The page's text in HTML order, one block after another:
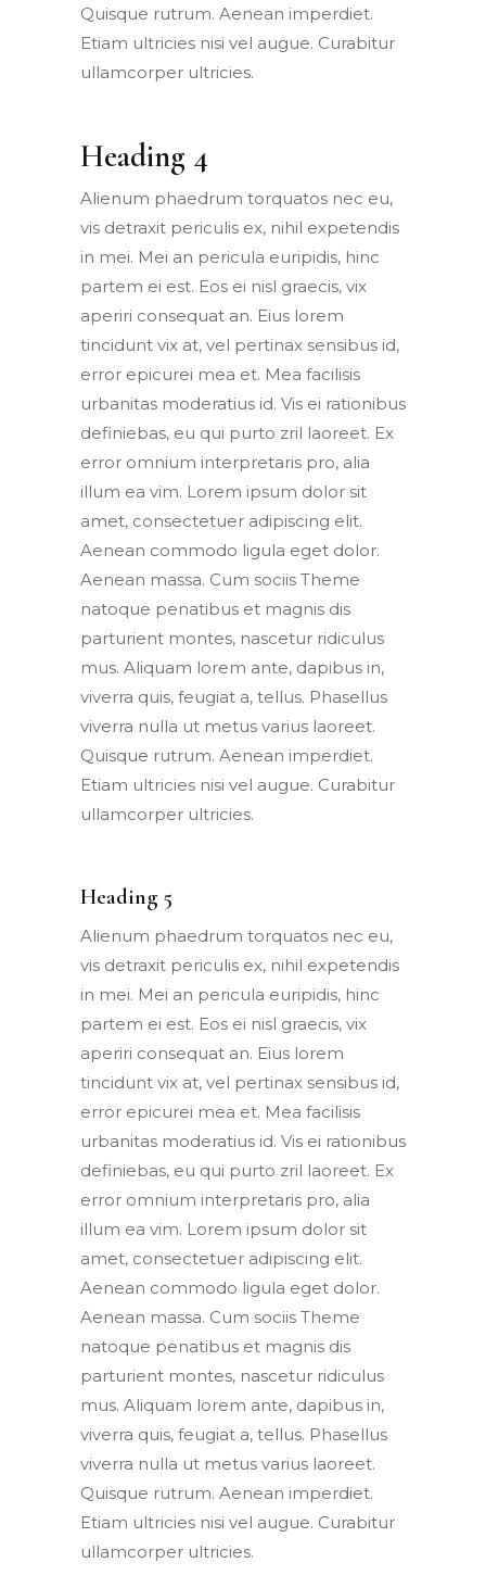
Quisque rutrum. Aenean imperdiet.
Etiam ultricies nisi vel augue. Curabitur
ullamcorper ultricies.
Heading 4
Alienum phaedrum torquatos nec eu,
vis detraxit periculis ex, nihil expetendis
in mei. Mei an pericula euripidis, hinc
partem ei est. Eos ei nisl graecis, vix
aperiri consequat an. Eius lorem
tincidunt vix at, vel pertinax sensibus id,
error epicurei mea et. Mea facilisis
urbanitas moderatius id. Vis ei rationibus
definiebas, eu qui purto zril laoreet. Ex
error omnium interpretaris pro, alia
illum ea vim. Lorem ipsum dolor sit
amet, consectetuer adipiscing elit.
Aenean commodo ligula eget dolor.
Aenean massa. Cum sociis Theme
natoque penatibus et magnis dis
parturient montes, nascetur ridiculus
mus. Aliquam lorem ante, dapibus in,
viverra quis, feugiat a, tellus. Phasellus
viverra nulla ut metus varius laoreet.
Quisque rutrum. Aenean imperdiet.
Etiam ultricies nisi vel augue. Curabitur
ullamcorper ultricies.
Heading 5
Alienum phaedrum torquatos nec eu,
vis detraxit periculis ex, nihil expetendis
in mei. Mei an pericula euripidis, hinc
partem ei est. Eos ei nisl graecis, vix
aperiri consequat an. Eius lorem
tincidunt vix at, vel pertinax sensibus id,
error epicurei mea et. Mea facilisis
urbanitas moderatius id. Vis ei rationibus
definiebas, eu qui purto zril laoreet. Ex
error omnium interpretaris pro, alia
illum ea vim. Lorem ipsum dolor sit
amet, consectetuer adipiscing elit.
Aenean commodo ligula eget dolor.
Aenean massa. Cum sociis Theme
natoque penatibus et magnis dis
parturient montes, nascetur ridiculus
mus. Aliquam lorem ante, dapibus in,
viverra quis, feugiat a, tellus. Phasellus
viverra nulla ut metus varius laoreet.
Quisque rutrum. Aenean imperdiet.
Etiam ultricies nisi vel augue. Curabitur
ullamcorper ultricies.